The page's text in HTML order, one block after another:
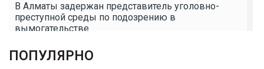
В Алматы задержан представитель уголовно-
преступной среды по подозрению в
вымогательстве
ОБЩЕСТВО
ПОПУЛЯРНО